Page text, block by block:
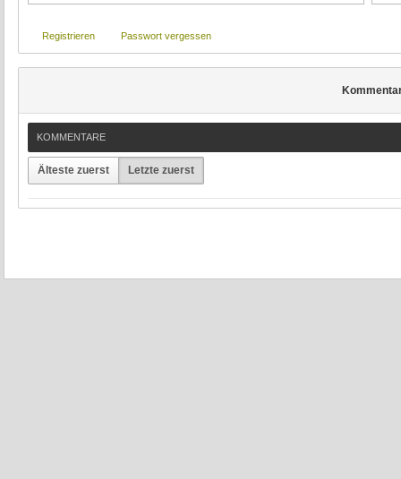
Registrieren Passwort vergessen
KOMMENTARE
Älteste zuerst Letzte zuerst